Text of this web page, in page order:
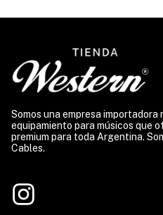
Somos una empresa
equipamiento para músicos que
premium para toda Argentina.
Cables.